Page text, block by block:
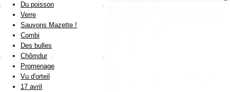
Du poisson
Verre
Sauvons Mazette !
Combi
Des bulles
Chômdur
Promenage
Vu d'orteil
17 avril